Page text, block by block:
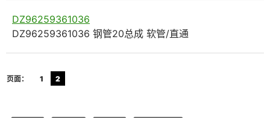
DZ96259361036
DZ96259361036 钢管20总成 软管/直通
页面： 1 2